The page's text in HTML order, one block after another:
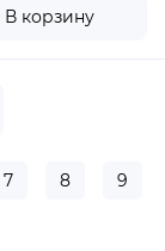
В корзину
7 8 9